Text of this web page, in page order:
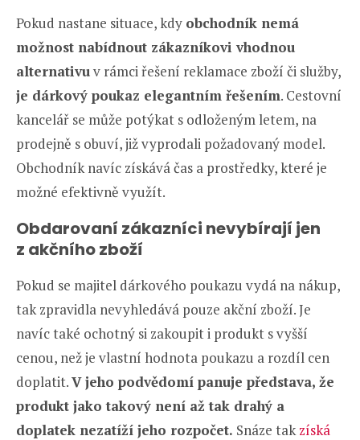
Pokud nastane situace, kdy obchodník nemá
možnost nabídnout zákazníkovi vhodnou
alternativuv rámci řešení reklamace zboží či služby,
je dárkový poukaz elegantním řešením. Cestovní
kancelář se může potýkat s odloženým letem, na
prodejně s obuví, již vyprodali požadovaný model.
Obchodník navíc získává čas a prostředky, které je
možné efektivně využít.
Obdarovaní zákazníci nevybírají jen
z akčního zboží
Pokud se majitel dárkového poukazu vydá na nákup,
tak zpravidla nevyhledává pouze akční zboží. Je
navíc také ochotný si zakoupit i produkt s vyšší
cenou, než je vlastní hodnota poukazu a rozdíl cen
doplatit.V jeho podvědomí panuje představa, že
produkt jako takový není až tak drahý a
doplatek nezatíží jeho rozpočet. Snáze takzíská